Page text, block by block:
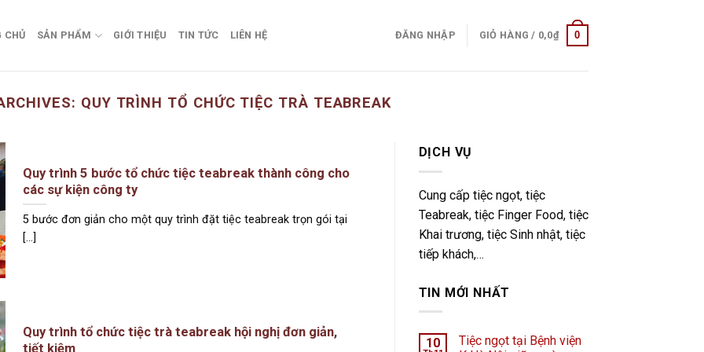
CHỦ SẢN PHẨM GIỚI THIỆU TIN TỨC LIÊN HỆ ĐĂNG NHẬP GIỎ HÀNG / 0,0₫ 0
QUY TRÌNH TỔ CHỨC TIỆC TRÀ TEABREAK
Quy trình 5 bước tổ chức tiệc teabreak thành công cho
các sự kiện công ty
5 bước đơn giản cho một quy trình đặt tiệc teabreak trọn gói tại
[...]
Quy trình tổ chức tiệc trà teabreak hội nghị đơn giản,
tiết kiệm
DỊCH VỤ
Cung cấp tiệc ngọt, tiệc
Teabreak, tiệc Finger Food, tiệc
Khai trương, tiệc Sinh nhật, tiệc
tiếp khách,…
TIN MỚI NHẤT
10
Tiệc ngọt tại Bệnh viện